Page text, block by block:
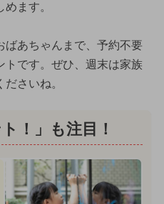
ます。
ばあちゃんまで、予約不要
トです。ぜひ、週末は家族
さいね。
！」も注目！